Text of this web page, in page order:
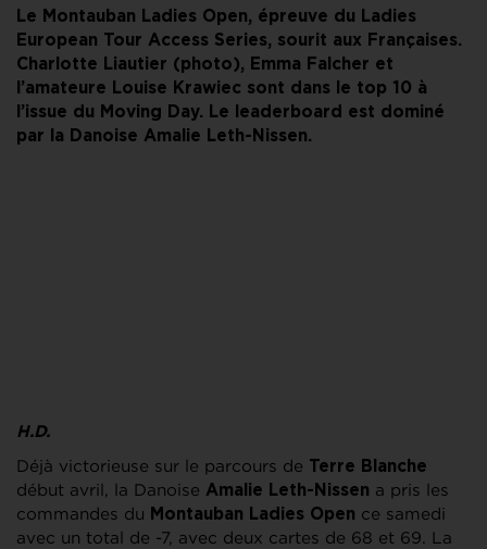
Le Montauban Ladies Open, épreuve du Ladies
European Tour Access Series, sourit aux Françaises.
Charlotte Liautier (photo), Emma Falcher et
l’amateure Louise Krawiec sont dans le top 10 à
l’issue du Moving Day. Le leaderboard est dominé
par la Danoise Amalie Leth-Nissen.
H.D.
Déjà victorieuse sur le parcours de Terre Blanche
début avril, la Danoise Amalie Leth-Nissen a pris les
commandes du Montauban Ladies Open ce samedi
avec un total de -7, avec deux cartes de 68 et 69. La